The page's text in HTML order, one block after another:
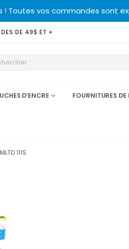
! Toutes vos commandes sont
DE 49$ ET +
D’ENCRE FOURNITURES DE
MLTD 111S